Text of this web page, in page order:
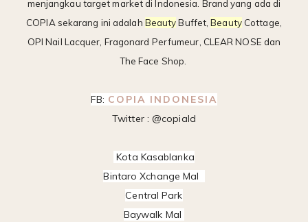
menjangkau target market di Indonesia. Brand yang ada di
COPIA sekarang ini adalah BeautyBuffet,BeautyCottage,
OPI Nail Lacquer, Fragonard Perfumeur, CLEAR NOSE dan
The Face Shop.
FB: COPIA INDONESIA
Twitter : @copiaId
Kota Kasablanka
Bintaro Xchange Mal
Central Park
Baywalk Mal